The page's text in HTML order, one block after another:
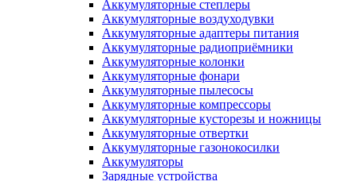
Аккумуляторные степлеры
Аккумуляторные воздуходувки
Аккумуляторные адаптеры питания
Аккумуляторные радиоприёмники
Аккумуляторные колонки
Аккумуляторные фонари
Аккумуляторные пылесосы
Аккумуляторные компрессоры
Аккумуляторные кусторезы и ножницы
Аккумуляторные отвертки
Аккумуляторные газонокосилки
Аккумуляторы
Зарядные устройства